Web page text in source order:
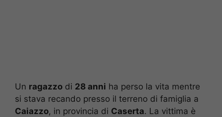
Un ragazzo di 28 anni ha perso la vita mentre
si stava recando presso il terreno di famiglia a
Caiazzo, in provincia di Caserta. La vittima è